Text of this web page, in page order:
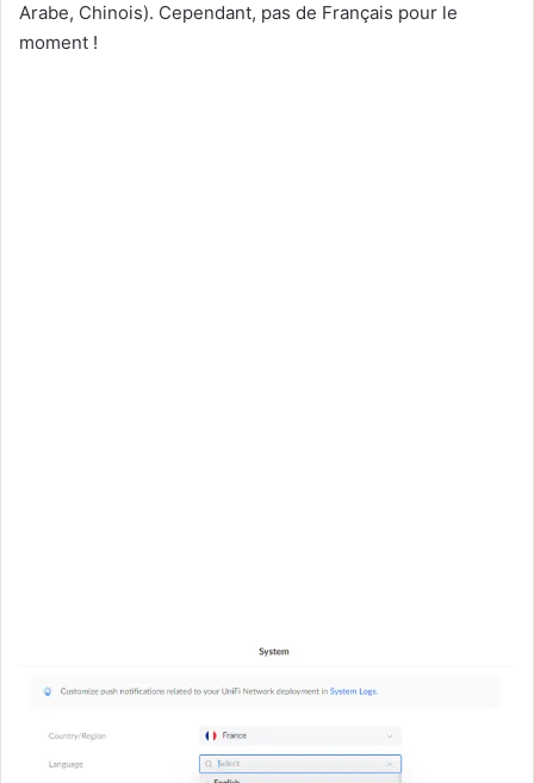
Arabe, Chinois). Cependant, pas de Français pour le
moment !